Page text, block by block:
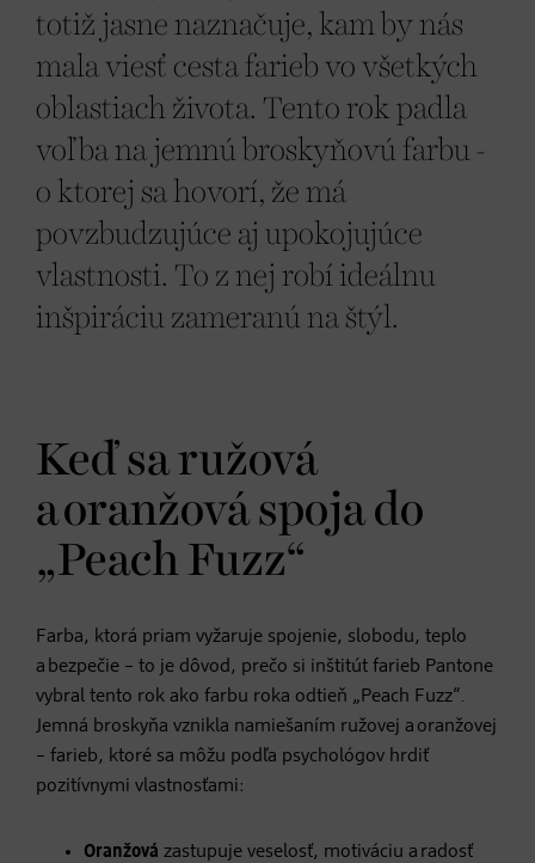
totiž jasne naznačuje, kam by nás
mala viesť cesta farieb vo všetkých
oblastiach života. Tento rok padla
voľba na jemnú broskyňovú farbu -
o ktorej sa hovorí, že má
povzbudzujúce aj upokojujúce
vlastnosti. To z nej robí ideálnu
inšpiráciu zameranú na štýl.
Keď sa ružová
a oranžová spoja do
„Peach Fuzz“
Farba, ktorá priam vyžaruje spojenie, slobodu, teplo
a bezpečie – to je dôvod, prečo si inštitút farieb Pantone
vybral tento rok ako farbu roka odtieň „Peach Fuzz“.
Jemná broskyňa vznikla namiešaním ružovej a oranžovej
– farieb, ktoré sa môžu podľa psychológov hrdiť
pozitívnymi vlastnosťami:
Oranžová zastupuje veselosť, motiváciu a radosť